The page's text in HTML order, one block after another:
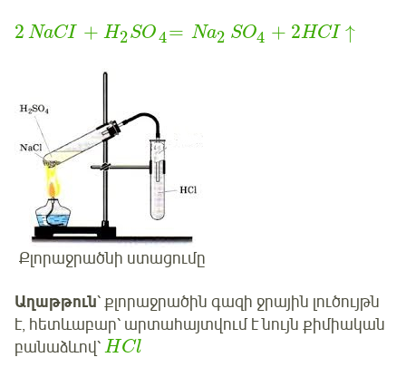
2 NaCI + H2SO4= Na2 SO4 + 2HCI ↑
Քլորաջրածնի ստացումը
Աղաթթուն՝ քլորաջրածին գազի ջրային լուծույթն
է, հետևաբար՝ արտահայտվում է նույն քիմիական
բանաձևով՝ HCl